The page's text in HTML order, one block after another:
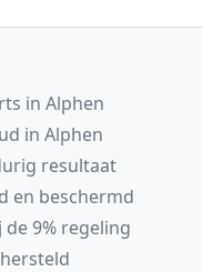
in Alphen
in Alphen
resultaat
en beschermd
9% regeling